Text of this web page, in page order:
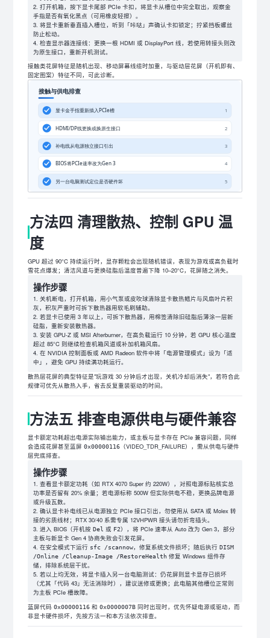
打开机箱，按下显卡尾部 PCIe 卡扣，将显卡从槽位中完全取出，观察金
手指是否有氧化黑点（可用橡皮轻擦）。
将显卡重新垂直插入槽位，听到「咔哒」声确认卡扣锁定；拧紧挡板螺丝
防止松动。
检查显示器连接线：更换一根 HDMI 或 DisplayPort 线，若使用转接头则改
为原生接口，重新开机测试。
接触类花屏特征是随机出现、移动屏幕线缆时加重，与驱动层花屏（开机即有、
固定图案）特征不同，可此诊断。
方法四 清理散热、控制 GPU 温
度
GPU 超过 90°C 持续运行时，显存颗粒会出现随机错误，表现为游戏或高负载时
雪花点爆发；清洁风道与更换硅脂后温度普遍下降 10–20°C，花屏随之消失。
操作步骤
关机断电，打开机箱，用小气泵或皮吹球清除显卡散热鳍片与风扇叶片积
灰，积灰严重时可拆下散热器用软毛刷辅助。
若显卡已使用 3 年以上，可拆下散热器，用棉签清除旧硅脂后薄涂一层新
硅脂，重新安装散热器。
安装 GPU-Z 或 MSI Afterburner，在高负载运行 10 分钟，若 GPU 核心温度
超过 85°C 则继续检查机箱风道或补加机箱风扇。
在 NVIDIA 控制面板或 AMD Radeon 软件中将「电源管理模式」设为「适
中」，避免 GPU 持续满功耗运行。
散热层花屏的典型特征是"玩游戏 30 分钟后才出现，关机冷却后消失"，若符合此
规律可优先从散热入手，省去反复重装驱动的时间。
方法五 排查电源供电与硬件兼容
显卡额定功耗超出电源实际输出能力，或主板与显卡存在 PCIe 兼容问题，同样
会造成花屏甚至蓝屏0x00000116 （VIDEO_TDR_FAILURE），需从供电与硬件
层兜底排查。
操作步骤
查看显卡额定功耗（如 RTX 4070 Super 约 220W），对照电源标贴核实总
功率是否留有 20% 余量；若电源标称 500W 但实际供电不稳，更换品牌电源
或升级瓦数。
确认显卡补电线已从电源独立 PCIe 接口引出，勿使用从 SATA 或 Molex 转
接的劣质线材；RTX 30/40 系需专属 12VHPWR 接头请勿折弯插头。
进入 BIOS（开机按Del 或 F2），将 PCIe 速率从 Auto 改为 Gen 3，部分
主板与新显卡 Gen 4 协商失败会引发花屏。
在安全模式下运行 sfc /scannow，修复系统文件损坏；随后执行DISM
/Online /Cleanup-Image /RestoreHealth 修复 Windows 组件存
储，排除系统层干扰。
若以上均无效，将显卡插入另一台电脑测试：仍花屏则显卡显存已损坏
（尤其「代码 43」无法消除时），建议送修或更换；此电脑其他槽位正常则
为主板 PCIe 槽故障。
蓝屏代码0x00000116 和0x0000007B 同时出现时，优先怀疑电源或驱动，而
非显卡硬件损坏，先按方法一和本方法依次排查。